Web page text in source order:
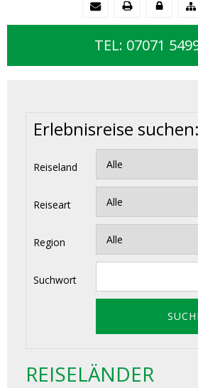
TEL: 07071
Erlebnisreise suchen:
Reiseland
Reiseart
Region
Suchwort
REISELÄNDER